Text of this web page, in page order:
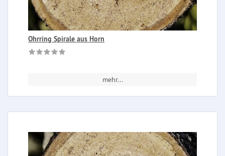
Ohrring Spirale aus Horn
mehr...